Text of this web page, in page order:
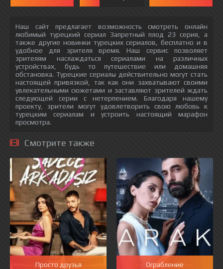
Наш сайт предлагает возможность смотреть онлайн
любимый турецкий сериал Запретный плод 23 серия, а
также другие новинки турецких сериалов, бесплатно и в
удобное для зрителя время. Наш сервис позволяет
зрителям наслаждаться сериалами на различных
устройствах, будь то путешествие или домашняя
обстановка. Турецкие сериалы действительно могут стать
настоящей привязкой, так как они захватывают своими
увлекательными сюжетами и заставляют зрителей ждать
следующей серии с нетерпением. Благодаря нашему
проекту, зрители могут удовлетворить свою любовь к
турецким сериалам и устроить настоящий марафон
просмотра.
Смотрите также
Просто друзья Ограбление